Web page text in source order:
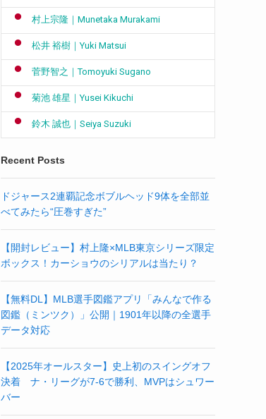
村上宗隆｜Munetaka Murakami
松井 裕樹｜Yuki Matsui
菅野智之｜Tomoyuki Sugano
菊池 雄星｜Yusei Kikuchi
鈴木 誠也｜Seiya Suzuki
Recent Posts
ドジャース2連覇記念ボブルヘッド9体を全部並
べてみたら“圧巻すぎた”
【開封レビュー】村上隆×MLB東京シリーズ限定
ボックス！カーショウのシリアルは当たり？
【無料DL】MLB選手図鑑アプリ「みんなで作る
図鑑（ミンツク）」公開｜1901年以降の全選手
データ対応
【2025年オールスター】史上初のスイングオフ
決着 ナ・リーグが7-6で勝利、MVPはシュワー
バー